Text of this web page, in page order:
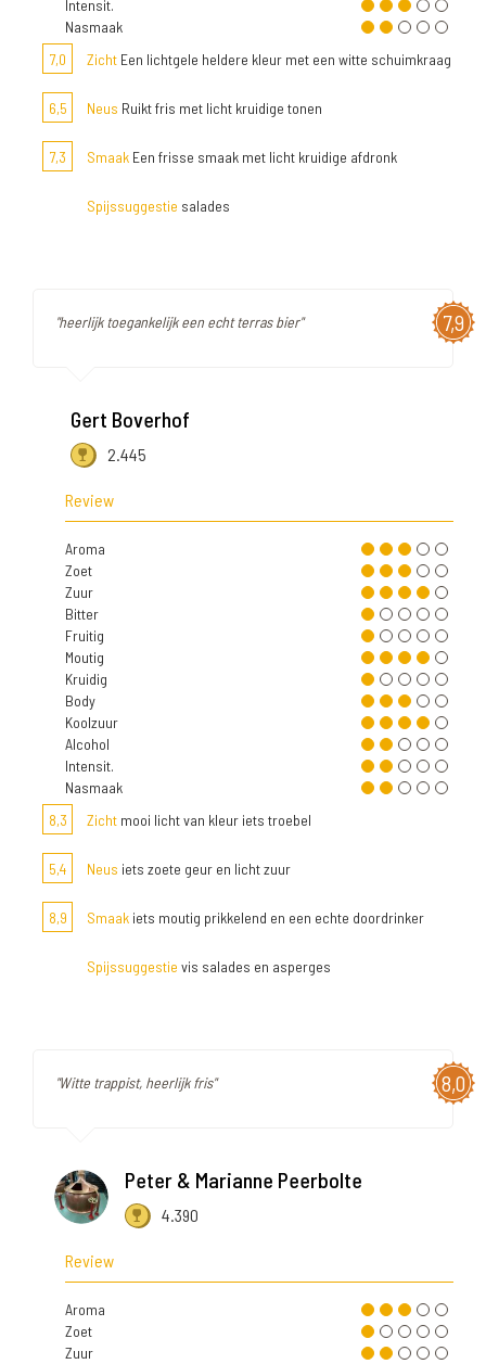
Intensit.
Nasmaak
7,0
Zicht Een lichtgele heldere kleur met een witte schuimkraag
6,5 Neus Ruikt fris met licht kruidige tonen
7,3 Smaak Een frisse smaak met licht kruidige afdronk
Spijssuggestie salades
7,9
"heerlijk toegankelijk een echt terras bier"
Gert Boverhof
2.445
Review
Aroma
Zoet
Zuur
Bitter
Fruitig
Moutig
Kruidig
Body
Koolzuur
Alcohol
Intensit.
Nasmaak
8,3
Zicht mooi licht van kleur iets troebel
5,4 Neus iets zoete geur en licht zuur
8,9 Smaak iets moutig prikkelend en een echte doordrinker
Spijssuggestie vis salades en asperges
8,0
"Witte trappist, heerlijk fris"
Peter & Marianne Peerbolte
4.390
Review
Aroma
Zoet
Zuur